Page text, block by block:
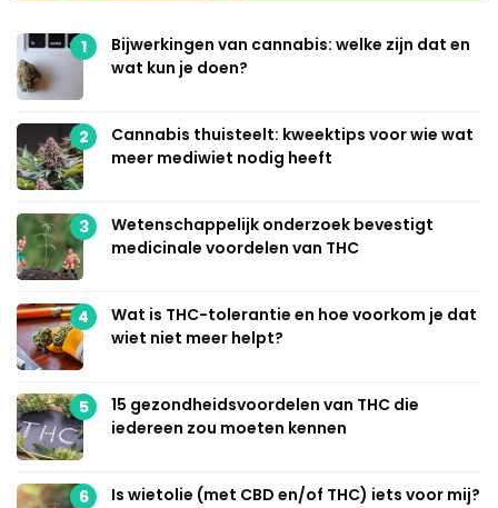
1
Bijwerkingen van cannabis: welke zijn dat en
wat kun je doen?
2
Cannabis thuisteelt: kweektips voor wie wat
meer mediwiet nodig heeft
3
Wetenschappelijk onderzoek bevestigt
medicinale voordelen van THC
4
Wat is THC-tolerantie en hoe voorkom je dat
wiet niet meer helpt?
5
15 gezondheidsvoordelen van THC die
iedereen zou moeten kennen
6 Is wietolie (met CBD en/of THC) iets voor mij?